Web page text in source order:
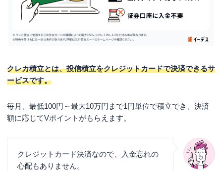
付与率が高い
②買い付けのタイミングを指定できない
③三井住友カードの利用額に応じた特典は対象外
可能
楽天証券ならクレカ積立でポイント投資が可能
新NISAによりクレカ積立の上限を10万円まで引き上げ
まとめ
クレカ積立とは、投信積立をクレジットカードで決済できるサ
ービスです。
毎月、最低100円～最大10万円まで1円単位で積立でき、決済
額に応じてVポイントがもらえます。
クレジットカード決済なので、入金忘れの
心配もありません。